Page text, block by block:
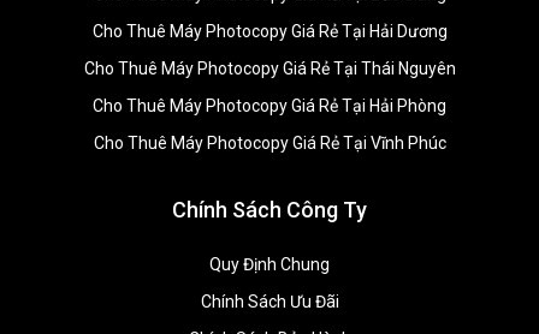
Cho Thuê Máy Photocopy Giá Rẻ Tại Hải Dương
Cho Thuê Máy Photocopy Giá Rẻ Tại Thái Nguyên
Cho Thuê Máy Photocopy Giá Rẻ Tại Hải Phòng
Cho Thuê Máy Photocopy Giá Rẻ Tại Vĩnh Phúc
Chính Sách Công Ty
Quy Định Chung
Chính Sách Ưu Đãi